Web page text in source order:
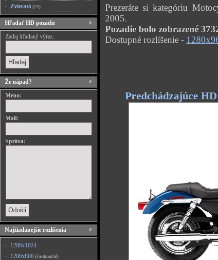
Zvieratá (25)
Hľadať HD pozadie
Zadaj hľadaný výraz.
Že nápad?
Meno:
Mail:
Správa:
Najžiadanejšie rozlíšenia
1280x1024
1280x800 (širokouhlé)
Prezeráte si kategóriu
2005.
Pozadie bolo zobrazené
Dostupné rozlíšenie -
Predchádzajúce